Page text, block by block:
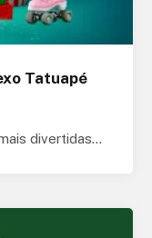
Tatuapé
divertidas…